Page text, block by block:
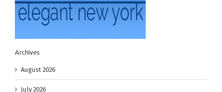
Archives
August 2026
July 2026